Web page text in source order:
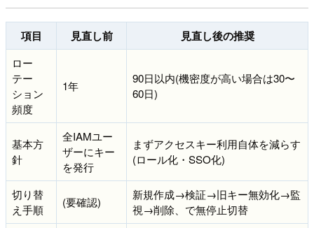
項目 見直し前 見直し後の推奨
ロー
テー
ション
頻度
1年
90日以内(機密度が高い場合は30〜
60日)
基本方
針
全IAMユー
ザーにキー
を発行
まずアクセスキー利用自体を減らす
(ロール化・SSO化)
切り替
え手順
(要確認)
新規作成→検証→旧キー無効化→監
視→削除、で無停止切替